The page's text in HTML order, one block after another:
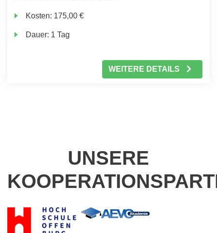
Kosten: 175,00 €
Dauer: 1 Tag
WEITERE DETAILS
UNSERE